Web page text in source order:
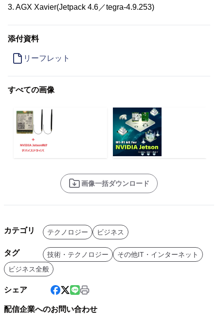
3. AGX Xavier(Jetpack 4.6／tegra-4.9.253)
添付資料
リーフレット
すべての画像
画像一括ダウンロード
カテゴリ テクノロジー ビジネス
タグ 技術・テクノロジー
その他IT・インターネット
ビジネス全般
シェア
配信企業へのお問い合わせ